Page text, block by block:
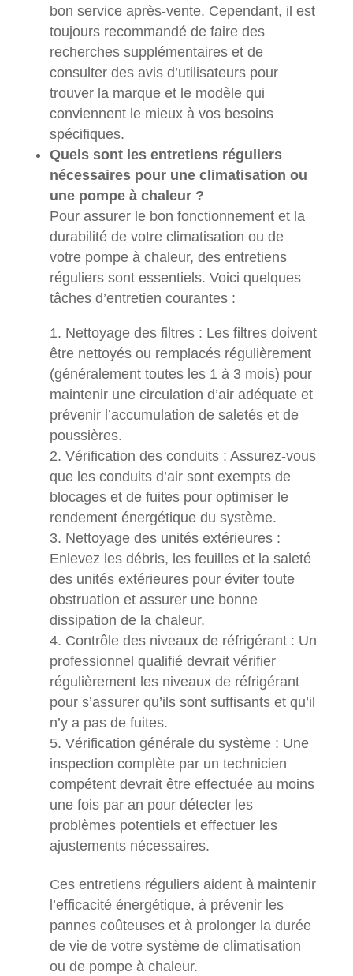
bon service après-vente. Cependant, il est
toujours recommandé de faire des
recherches supplémentaires et de
consulter des avis d’utilisateurs pour
trouver la marque et le modèle qui
conviennent le mieux à vos besoins
spécifiques.
Quels sont les entretiens réguliers
nécessaires pour une climatisation ou
une pompe à chaleur ?
Pour assurer le bon fonctionnement et la
durabilité de votre climatisation ou de
votre pompe à chaleur, des entretiens
réguliers sont essentiels. Voici quelques
tâches d’entretien courantes :
Nettoyage des filtres : Les filtres doivent
être nettoyés ou remplacés régulièrement
(généralement toutes les 1 à 3 mois) pour
maintenir une circulation d’air adéquate et
prévenir l’accumulation de saletés et de
poussières.
Vérification des conduits : Assurez-vous
que les conduits d’air sont exempts de
blocages et de fuites pour optimiser le
rendement énergétique du système.
Nettoyage des unités extérieures :
Enlevez les débris, les feuilles et la saleté
des unités extérieures pour éviter toute
obstruation et assurer une bonne
dissipation de la chaleur.
Contrôle des niveaux de réfrigérant : Un
professionnel qualifié devrait vérifier
régulièrement les niveaux de réfrigérant
pour s’assurer qu’ils sont suffisants et qu’il
n’y a pas de fuites.
Vérification générale du système : Une
inspection complète par un technicien
compétent devrait être effectuée au moins
une fois par an pour détecter les
problèmes potentiels et effectuer les
ajustements nécessaires.
Ces entretiens réguliers aident à maintenir
l’efficacité énergétique, à prévenir les
pannes coûteuses et à prolonger la durée
de vie de votre système de climatisation
ou de pompe à chaleur.